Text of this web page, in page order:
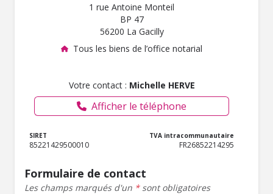
1 rue Antoine Monteil
BP 47
56200 La Gacilly
Tous les biens de l’office notarial
Votre contact : Michelle HERVE
Afficher le téléphone
SIRET
85221429500010
TVA intracommunautaire
FR26852214295
Formulaire de contact
Les champs marqués d'un *sont obligatoires